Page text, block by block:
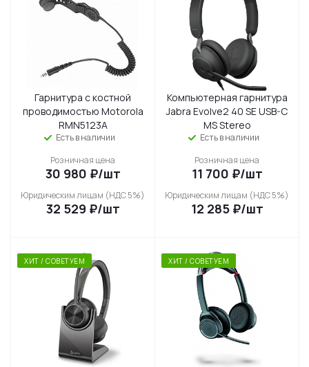
Гарнитура с костной
проводимостью Motorola
RMN5123A
Есть в наличии
Розничная цена
30 980 ₽/шт
Юридическим лицам (НДС 5%)
32 529 ₽/шт
Компьютерная гарнитура
Jabra Evolve2 40 SE USB-C
MS Stereo
Есть в наличии
Розничная цена
11 700 ₽/шт
Юридическим лицам (НДС 5%)
12 285₽/шт
ХИТ / СОВЕТУЕМ ХИТ / СОВЕТУЕМ